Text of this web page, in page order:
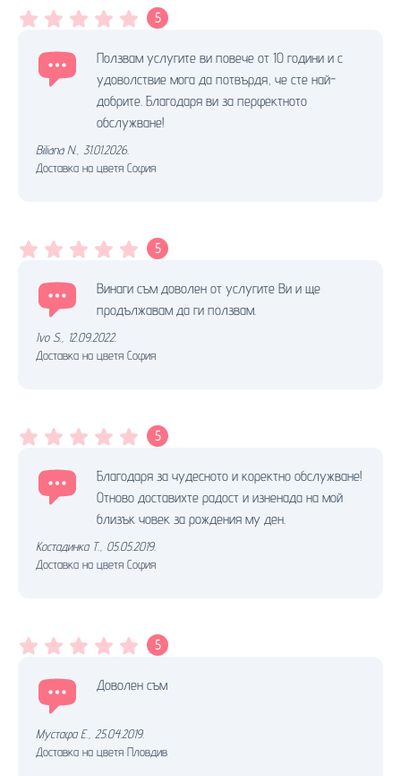
5
Ползвам услугите ви повече от 10 години и с
удоволствие мога да потвърдя, че сте най-
добрите. Благодаря ви за перфектното
обслужване!
Biliana N. 31.01.2026.
Доставка на цветя София
5
Винаги съм доволен от услугите Ви и ще
продължавам да ги ползвам.
Ivo S.
12.09.2022.
Доставка на цветя София
5
Благодаря за чудесното и коректно обслужване!
Отново доставихте радост и изненада на мой
близък човек за рождения му ден.
Костадинка Т. 05.05.2019.
Доставка на цветя София
5
Доволен съм
Мустафа Е. 25.04.2019.
Доставка на цветя Пловдив